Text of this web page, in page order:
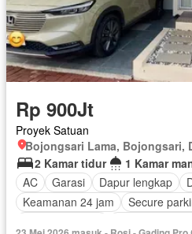
Rp 900Jt
Proyek Satuan
Bojongsari Lama, Bojongsari,
2 Kamar tidur
1 Kamar
AC
Garasi Dapur lengkap
Keamanan 24 jam
Secure